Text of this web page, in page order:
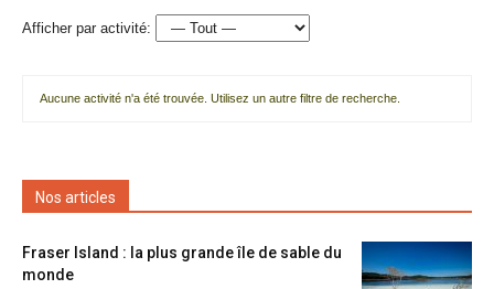
Afficher par activité:
Aucune activité n'a été trouvée. Utilisez un autre filtre de recherche.
Nos articles
Fraser Island : la plus grande île de sable du
monde